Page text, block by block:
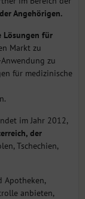
Angehörigen.
Lösungen für
Markt zu
zu
für medizinische
im Jahr 2012,
der
Tschechien,
Apotheken,
anbieten,